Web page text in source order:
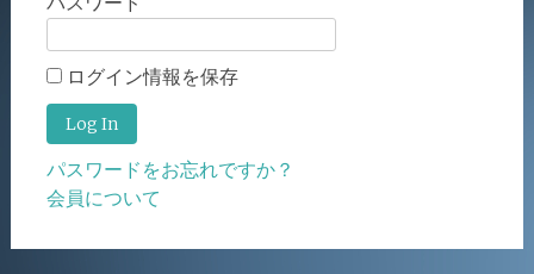
ログイン情報を保存
パスワードをお忘れですか？
会員について